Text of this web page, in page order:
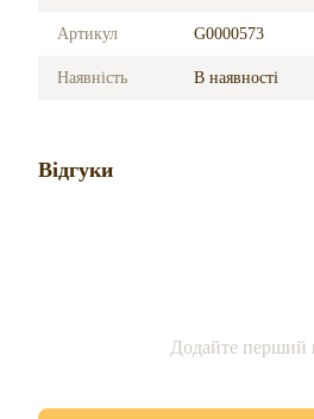
Артикул G0000573
Наявність В наявності
Відгуки
Додайте перший